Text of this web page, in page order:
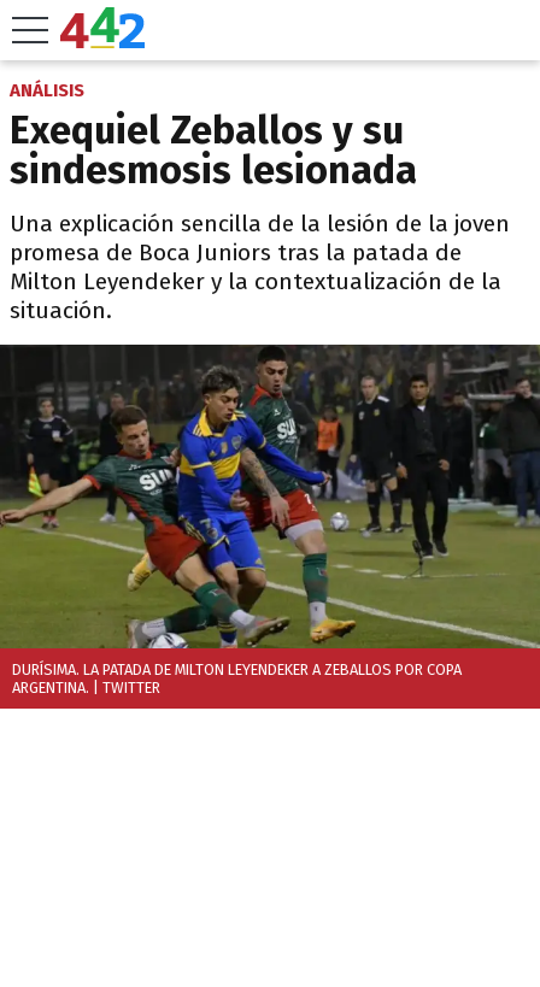
ANÁLISIS
Exequiel Zeballos y su
sindesmosis lesionada
Una explicación sencilla de la lesión de la joven
promesa de Boca Juniors tras la patada de
Milton Leyendeker y la contextualización de la
situación.
DURÍSIMA. LA PATADA DE MILTON LEYENDEKER A ZEBALLOS POR COPA
ARGENTINA. | TWITTER